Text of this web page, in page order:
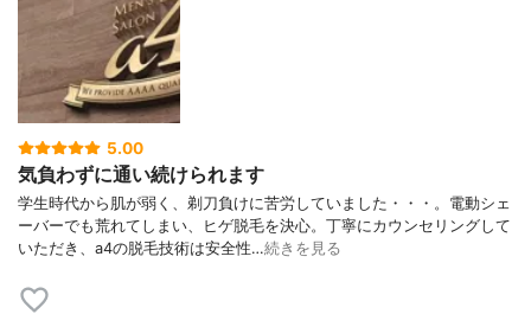
5.00
気負わずに通い続けられます
学生時代から肌が弱く、剃刀負けに苦労していました・・・。電動シェ
ーバーでも荒れてしまい、ヒゲ脱毛を決心。丁寧にカウンセリングして
いただき、a4の脱毛技術は安全性…続きを見る